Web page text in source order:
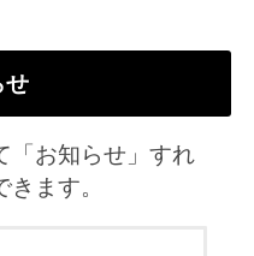
せ
「お知らせ」すれ
ます。